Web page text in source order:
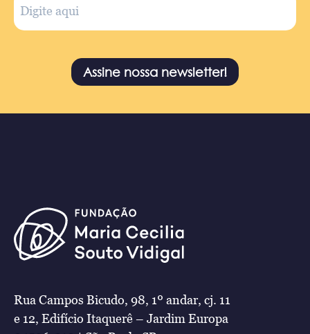
Assine nossa newsletter!
Rua Campos Bicudo, 98, 1º andar, cj. 11
e 12, Edifício Itaquerê – Jardim Europa